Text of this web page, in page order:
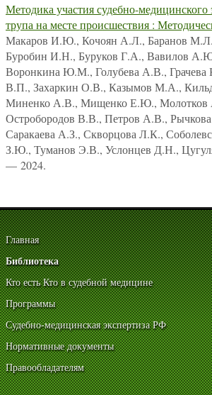
Методика участия судебно-медицинского
трупа на месте происшествия :
Макаров И.Ю., Кочоян А.Л., Баранов
Буробин И.Н., Буруков Г.А., Вавилов
Воронкина Ю.М., Голубева А.В., Грачева
В.П., Захаркин О.В., Казымов М.А.,
Миненко А.В., Мищенко Е.Ю.,
Остробородов В.В., Петров А.В.,
Саракаева А.З., Скворцова Л.К.,
З.Ю., Туманов Э.В., Услонцев Д.Н.,
— 2024.
Главная
Библиотека
Кто есть Кто в судебной медицине
Программы
Судебно-медицинская экспертиза РФ
Нормативные документы
Правообладателям